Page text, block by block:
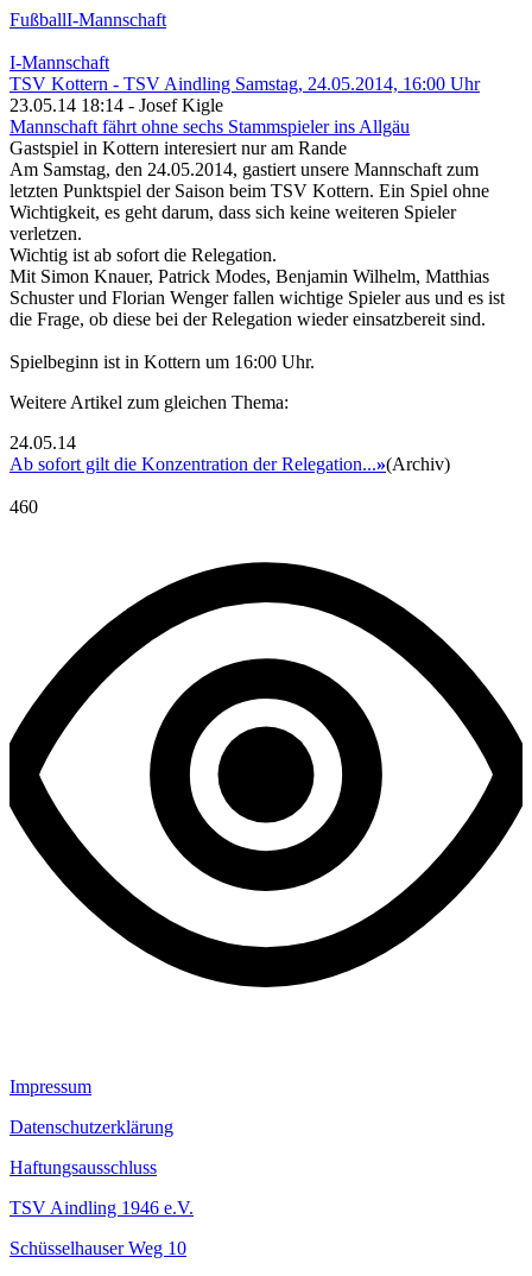
FußballI-Mannschaft
I-Mannschaft
TSV Kottern - TSV Aindling Samstag, 24.05.2014, 16:00 Uhr
23.05.14 18:14 - Josef Kigle
Mannschaft fährt ohne sechs Stammspieler ins Allgäu
Gastspiel in Kottern interesiert nur am Rande
Am Samstag, den 24.05.2014, gastiert unsere Mannschaft zum
letzten Punktspiel der Saison beim TSV Kottern. Ein Spiel ohne
Wichtigkeit, es geht darum, dass sich keine weiteren Spieler
verletzen.
Wichtig ist ab sofort die Relegation.
Mit Simon Knauer, Patrick Modes, Benjamin Wilhelm, Matthias
Schuster und Florian Wenger fallen wichtige Spieler aus und es ist
die Frage, ob diese bei der Relegation wieder einsatzbereit sind.
Spielbeginn ist in Kottern um 16:00 Uhr.
Weitere Artikel zum gleichen Thema:
24.05.14
Ab sofort gilt die Konzentration der Relegation...»(Archiv)
460
Impressum
Datenschutzerklärung
Haftungsausschluss
TSV Aindling 1946 e.V.
Schüsselhauser Weg 10